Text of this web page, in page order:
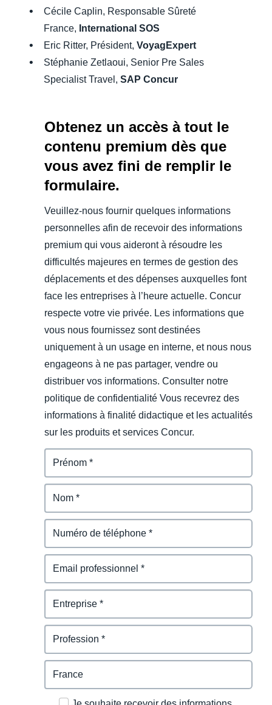
Cécile Caplin, Responsable Sûreté
France, International SOS
Eric Ritter, Président, VoyagExpert
Stéphanie Zetlaoui, Senior Pre Sales
Specialist Travel, SAP Concur
Obtenez un accès à tout le
contenu premium dès que
vous avez fini de remplir le
formulaire.
Veuillez-nous fournir quelques informations
personnelles afin de recevoir des informations
premium qui vous aideront à résoudre les
difficultés majeures en termes de gestion des
déplacements et des dépenses auxquelles font
face les entreprises à l’heure actuelle. Concur
respecte votre vie privée. Les informations que
vous nous fournissez sont destinées
uniquement à un usage en interne, et nous nous
engageons à ne pas partager, vendre ou
distribuer vos informations. Consulter notre
politique de confidentialité Vous recevrez des
informations à finalité didactique et les actualités
sur les produits et services Concur.